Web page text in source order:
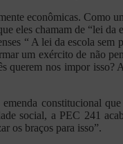
econômicas. Como
eles chamam de “lei
“ A lei da escola
um exército de não
nos impor isso?
constitucional
social, a PEC 241
os braços para isso”.